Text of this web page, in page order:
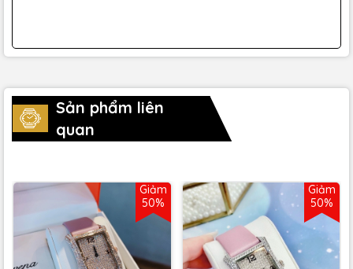
Sản phẩm liên
quan
Giảm
50%
Giảm
50%